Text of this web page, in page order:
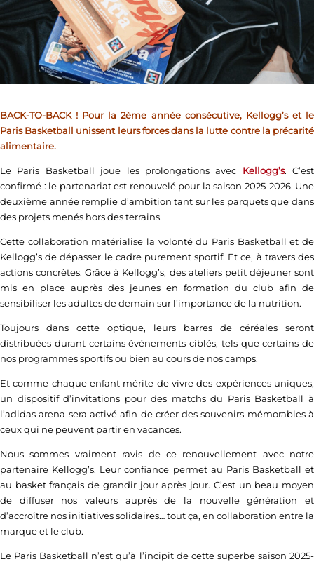
BACK-TO-BACK ! Pour la 2ème année consécutive, Kellogg’s et le
Paris Basketball unissent leurs forces dans la lutte contre la précarité
alimentaire.
Le Paris Basketball joue les prolongations avec Kellogg’s. C’est
confirmé : le partenariat est renouvelé pour la saison 2025-2026. Une
deuxième année remplie d’ambition tant sur les parquets que dans
des projets menés hors des terrains.
Cette collaboration matérialise la volonté du Paris Basketball et de
Kellogg’s de dépasser le cadre purement sportif. Et ce, à travers des
actions concrètes. Grâce à Kellogg’s, des ateliers petit déjeuner sont
mis en place auprès des jeunes en formation du club afin de
sensibiliser les adultes de demain sur l’importance de la nutrition.
Toujours dans cette optique, leurs barres de céréales seront
distribuées durant certains événements ciblés, tels que certains de
nos programmes sportifs ou bien au cours de nos camps.
Et comme chaque enfant mérite de vivre des expériences uniques,
un dispositif d’invitations pour des matchs du Paris Basketball à
l’adidas arena sera activé afin de créer des souvenirs mémorables à
ceux qui ne peuvent partir en vacances.
Nous sommes vraiment ravis de ce renouvellement avec notre
partenaire Kellogg’s. Leur confiance permet au Paris Basketball et
au basket français de grandir jour après jour. C’est un beau moyen
de diffuser nos valeurs auprès de la nouvelle génération et
d’accroître nos initiatives solidaires… tout ça, en collaboration entre la
marque et le club.
Le Paris Basketball n’est qu’à l’incipit de cette superbe saison 2025-